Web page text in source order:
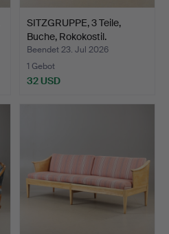
SITZGRUPPE, 3 Teile,
Buche, Rokokostil.
Beendet 23. Jul 2026
1 Gebot
32 USD